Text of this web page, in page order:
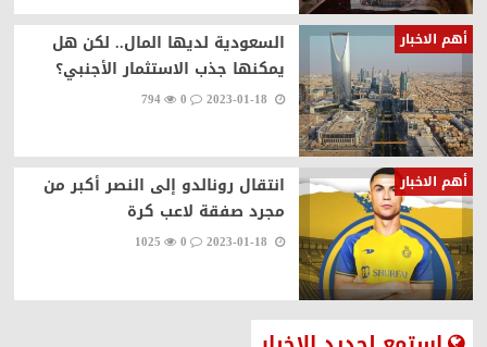
أهم الاخبار
السعودية لديها المال.. لكن هل
يمكنها جذب الاستثمار الأجنبي؟
0
794
أهم الاخبار
انتقال رونالدو إلى النصر أكبر من
مجرد صفقة لاعب كرة
0
1025